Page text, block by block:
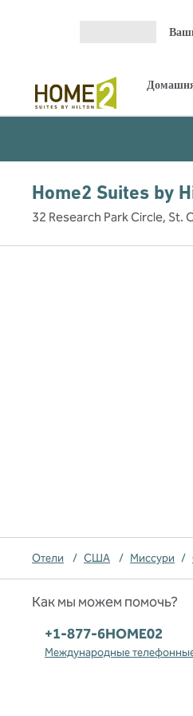
Home2 Suites by
32 Research Park Circle,
Отели / США / Миссури /
Как мы можем помочь?
Телефон:
+1-877-6HOME02
Международные